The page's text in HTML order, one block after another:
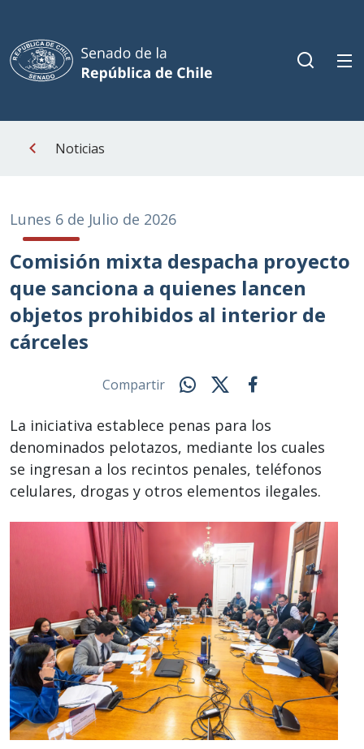
Noticias
Lunes 6 de Julio de 2026
Comisión mixta despacha proyecto
que sanciona a quienes lancen
objetos prohibidos al interior de
cárceles
Compartir
La iniciativa establece penas para los
denominados pelotazos, mediante los cuales
se ingresan a los recintos penales, teléfonos
celulares, drogas y otros elementos ilegales.